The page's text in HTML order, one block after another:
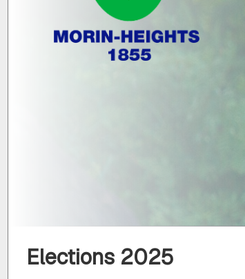
Elections 2025